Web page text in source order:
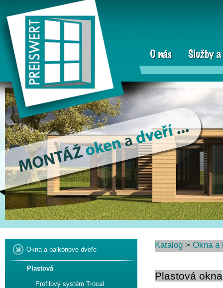
Okna a balkónové dveře
Plastová
Profilový systém Trocal
Katalog > Okna a
Plastová okna